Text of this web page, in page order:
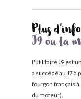
Plus
J9 ou la
L'utilitaire J9 est
a succédé au J7 à
fourgon français à
du moteur).